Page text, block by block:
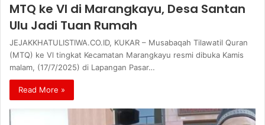
MTQ ke VI di Marangkayu, Desa Santan
Ulu Jadi Tuan Rumah
JEJAKKHATULISTIWA.CO.ID, KUKAR – Musabaqah Tilawatil Quran
(MTQ) ke Vl tingkat Kecamatan Marangkayu resmi dibuka Kamis
malam, (17/7/2025) di Lapangan Pasar…
Read More »